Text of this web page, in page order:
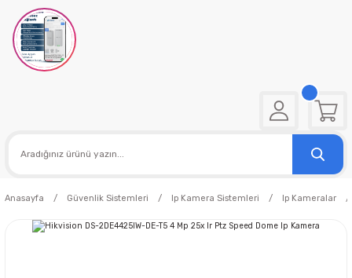
Anasayfa Güvenlik Sistemleri Ip Kamera Sistemleri Ip Kameralar